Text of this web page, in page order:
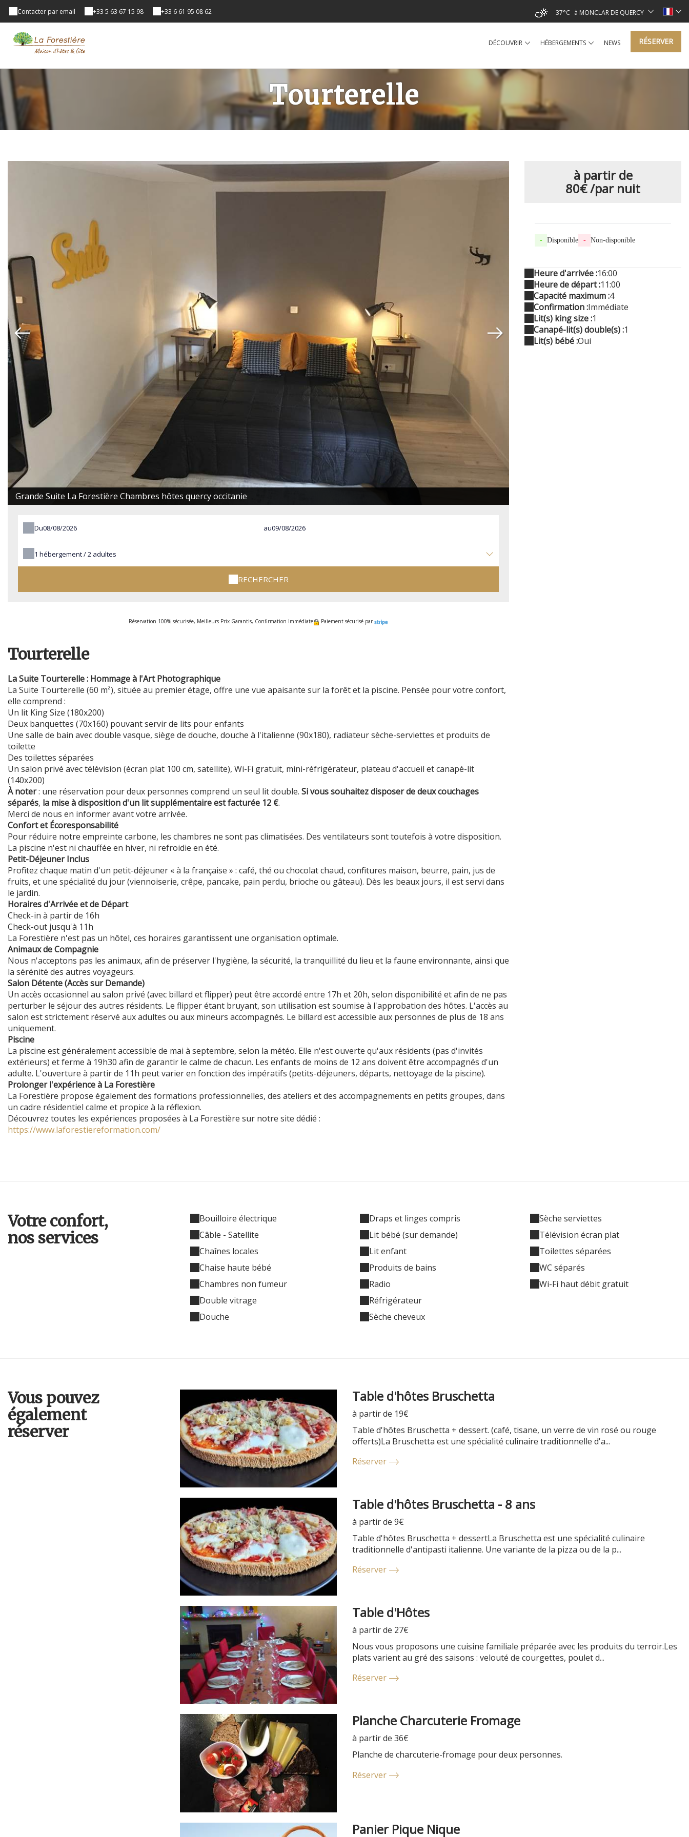
Contacter par email +33 5 63 67 15 98 +33 6 61 95 08 62 37°C à MONCLAR DE QUERCY
DÉCOUVRIR HÉBERGEMENTS NEWS RÉSERVER
Tourterelle
Grande Suite La Forestière Chambres hôtes quercy occitanie
Du au
1 hébergement /2 adultes
RECHERCHER
Réservation 100% sécurisée, Meilleurs Prix Garantis, Confirmation Immédiate Paiement sécurisé par
Tourterelle
La Suite Tourterelle : Hommage à l'Art Photographique
La Suite Tourterelle (60 m²), située au premier étage, offre une vue apaisante sur la forêt et la piscine. Pensée pour votre confort,
elle comprend :
Un lit King Size (180x200)
Deux banquettes (70x160) pouvant servir de lits pour enfants
Une salle de bain avec double vasque, siège de douche, douche à l'italienne (90x180), radiateur sèche-serviettes et produits de
toilette
Des toilettes séparées
Un salon privé avec télévision (écran plat 100 cm, satellite), Wi-Fi gratuit, mini-réfrigérateur, plateau d'accueil et canapé-lit
(140x200)
À noter: une réservation pour deux personnes comprend un seul lit double. Si vous souhaitez disposer de deux couchages
séparés, la mise à disposition d'un lit supplémentaire est facturée 12 €.
Merci de nous en informer avant votre arrivée.
Confort et Écoresponsabilité
Pour réduire notre empreinte carbone, les chambres ne sont pas climatisées. Des ventilateurs sont toutefois à votre disposition.
La piscine n'est ni chauffée en hiver, ni refroidie en été.
Petit-Déjeuner Inclus
Profitez chaque matin d'un petit-déjeuner « à la française » : café, thé ou chocolat chaud, confitures maison, beurre, pain, jus de
fruits, et une spécialité du jour (viennoiserie, crêpe, pancake, pain perdu, brioche ou gâteau). Dès les beaux jours, il est servi dans
le jardin.
Horaires d'Arrivée et de Départ
Check-in à partir de 16h
Check-out jusqu'à 11h
La Forestière n'est pas un hôtel, ces horaires garantissent une organisation optimale.
Animaux de Compagnie
Nous n'acceptons pas les animaux, afin de préserver l'hygiène, la sécurité, la tranquillité du lieu et la faune environnante, ainsi que
la sérénité des autres voyageurs.
Salon Détente (Accès sur Demande)
Un accès occasionnel au salon privé (avec billard et flipper) peut être accordé entre 17h et 20h, selon disponibilité et afin de ne pas
perturber le séjour des autres résidents. Le flipper étant bruyant, son utilisation est soumise à l'approbation des hôtes. L'accès au
salon est strictement réservé aux adultes ou aux mineurs accompagnés. Le billard est accessible aux personnes de plus de 18 ans
uniquement.
Piscine
La piscine est généralement accessible de mai à septembre, selon la météo. Elle n'est ouverte qu'aux résidents (pas d'invités
extérieurs) et ferme à 19h30 afin de garantir le calme de chacun. Les enfants de moins de 12 ans doivent être accompagnés d'un
adulte. L'ouverture à partir de 11h peut varier en fonction des impératifs (petits-déjeuners, départs, nettoyage de la piscine).
Prolonger l'expérience à La Forestière
La Forestière propose également des formations professionnelles, des ateliers et des accompagnements en petits groupes, dans
un cadre résidentiel calme et propice à la réflexion.
Découvrez toutes les expériences proposées à La Forestière sur notre site dédié :
https://www.laforestiereformation.com/
à partir de
80€/par nuit
- Disponible - Non-disponible
Heure d'arrivée :16:00
Heure de départ :11:00
Capacité maximum :4
Confirmation :Immédiate
Lit(s) king size :1
Canapé-lit(s) double(s) :1
Lit(s) bébé :Oui
Votre confort,
nos services
Bouilloire électrique
Câble - Satellite
Chaînes locales
Chaise haute bébé
Chambres non fumeur
Double vitrage
Douche
Draps et linges compris
Lit bébé (sur demande)
Lit enfant
Produits de bains
Radio
Réfrigérateur
Sèche cheveux
Sèche serviettes
Télévision écran plat
Toilettes séparées
WC séparés
Wi-Fi haut débit gratuit
Vous pouvez
également
réserver
Table d'hôtes Bruschetta
à partir de 19€
Table d'hôtes Bruschetta + dessert. (café, tisane, un verre de vin rosé ou rouge
offerts)La Bruschetta est une spécialité culinaire traditionnelle d'a...
Réserver
Table d'hôtes Bruschetta - 8 ans
à partir de 9€
Table d'hôtes Bruschetta + dessertLa Bruschetta est une spécialité culinaire
traditionnelle d'antipasti italienne. Une variante de la pizza ou de la p...
Réserver
Table d'Hôtes
à partir de 27€
Nous vous proposons une cuisine familiale préparée avec les produits du terroir.Les
plats varient au gré des saisons : velouté de courgettes, poulet d...
Réserver
Planche Charcuterie Fromage
à partir de 36€
Planche de charcuterie-fromage pour deux personnes.
Réserver
Panier Pique Nique